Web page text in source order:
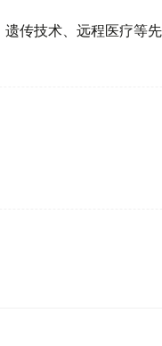
传技术、远程医疗等